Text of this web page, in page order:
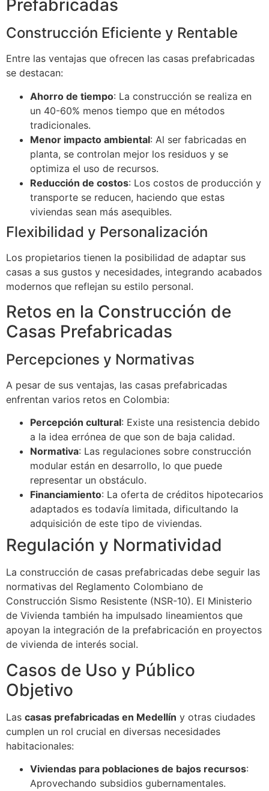
Prefabricadas
Construcción Eficiente y Rentable
Entre las ventajas que ofrecen las casas prefabricadas
se destacan:
Ahorro de tiempo: La construcción se realiza en
un 40-60% menos tiempo que en métodos
tradicionales.
Menor impacto ambiental: Al ser fabricadas en
planta, se controlan mejor los residuos y se
optimiza el uso de recursos.
Reducción de costos: Los costos de producción y
transporte se reducen, haciendo que estas
viviendas sean más asequibles.
Flexibilidad y Personalización
Los propietarios tienen la posibilidad de adaptar sus
casas a sus gustos y necesidades, integrando acabados
modernos que reflejan su estilo personal.
Retos en la Construcción de
Casas Prefabricadas
Percepciones y Normativas
A pesar de sus ventajas, las casas prefabricadas
enfrentan varios retos en Colombia:
Percepción cultural: Existe una resistencia debido
a la idea errónea de que son de baja calidad.
Normativa: Las regulaciones sobre construcción
modular están en desarrollo, lo que puede
representar un obstáculo.
Financiamiento: La oferta de créditos hipotecarios
adaptados es todavía limitada, dificultando la
adquisición de este tipo de viviendas.
Regulación y Normatividad
La construcción de casas prefabricadas debe seguir las
normativas del Reglamento Colombiano de
Construcción Sismo Resistente (NSR-10). El Ministerio
de Vivienda también ha impulsado lineamientos que
apoyan la integración de la prefabricación en proyectos
de vivienda de interés social.
Casos de Uso y Público
Objetivo
Las casas prefabricadas en Medellín y otras ciudades
cumplen un rol crucial en diversas necesidades
habitacionales:
Viviendas para poblaciones de bajos recursos:
Aprovechando subsidios gubernamentales.